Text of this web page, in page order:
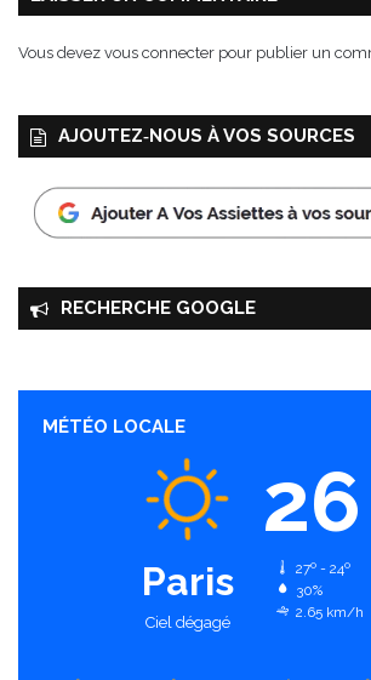
Vous devez vous connecter pour publier un
AJOUTEZ‑NOUS À VOS SOURCES
RECHERCHE GOOGLE
MÉTÉO LOCALE
Paris
Ciel dégagé
26
27º - 24º
30%
2.65 km/h